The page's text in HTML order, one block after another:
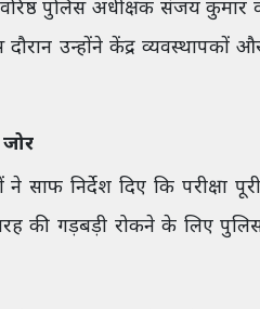
पुलिस अधीक्षक संजय कुमार
उन्होंने केंद्र व्यवस्थापकों
जोर
ने साफ निर्देश दिए कि परीक्षा
की गड़बड़ी रोकने के लिए